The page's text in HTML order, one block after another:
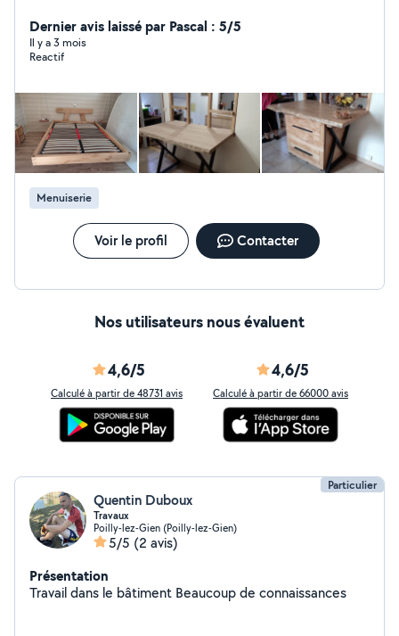
grande surface faïence , crédence de cuisine Je fais
également de la peinture avec préparation du support
Pose de parquet flottant Menuisier pour moi je peu
Dernier avis laissé par Pascal : 5/5
Il y a 3 mois
Reactif
Menuiserie
Voir le profil Contacter
Nos utilisateurs nous évaluent
4,6/5
Calculé à partir de 48731 avis
4,6/5
Calculé à partir de 66000 avis
Particulier
Quentin Duboux
Travaux
Poilly-lez-Gien (Poilly-lez-Gien)
5/5 (2 avis)
Présentation
Travail dans le bâtiment Beaucoup de connaissances